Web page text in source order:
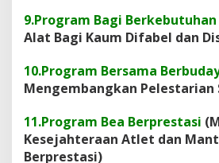
9.Program Bagi Berkebutuhan
Alat Bagi Kaum Difabel dan
10.Program Bersama
Mengembangkan Pelestarian
11.Program Bea Berprestasi
Kesejahteraan Atlet dan
Berprestasi)